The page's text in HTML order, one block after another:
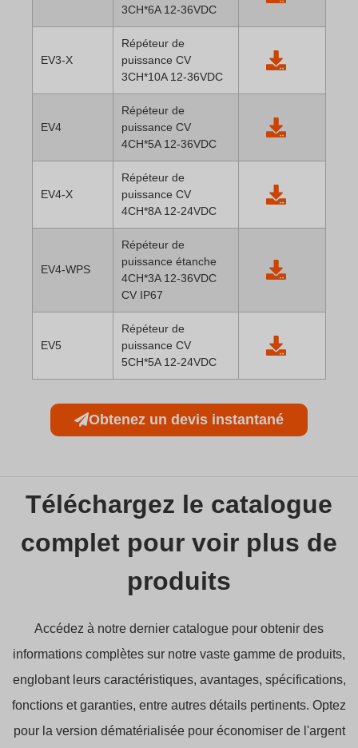
3CH*6A 12-36VDC
EV3-X
Répéteur de
puissance CV
3CH*10A 12-36VDC
EV4
Répéteur de
puissance CV
4CH*5A 12-36VDC
EV4-X
Répéteur de
puissance CV
4CH*8A 12-24VDC
EV4-WPS
Répéteur de
puissance étanche
4CH*3A 12-36VDC
CV IP67
EV5
Répéteur de
puissance CV
5CH*5A 12-24VDC
Obtenez un devis instantané
Téléchargez le catalogue
complet pour voir plus de
produits
Accédez à notre dernier catalogue pour obtenir des
informations complètes sur notre vaste gamme de produits,
englobant leurs caractéristiques, avantages, spécifications,
fonctions et garanties, entre autres détails pertinents. Optez
pour la version dématérialisée pour économiser de l'argent